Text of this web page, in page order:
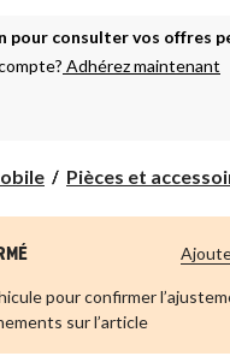
pour consulter vos offres
Adhérez maintenant
Pièces et
pour confirmer
sur l’article